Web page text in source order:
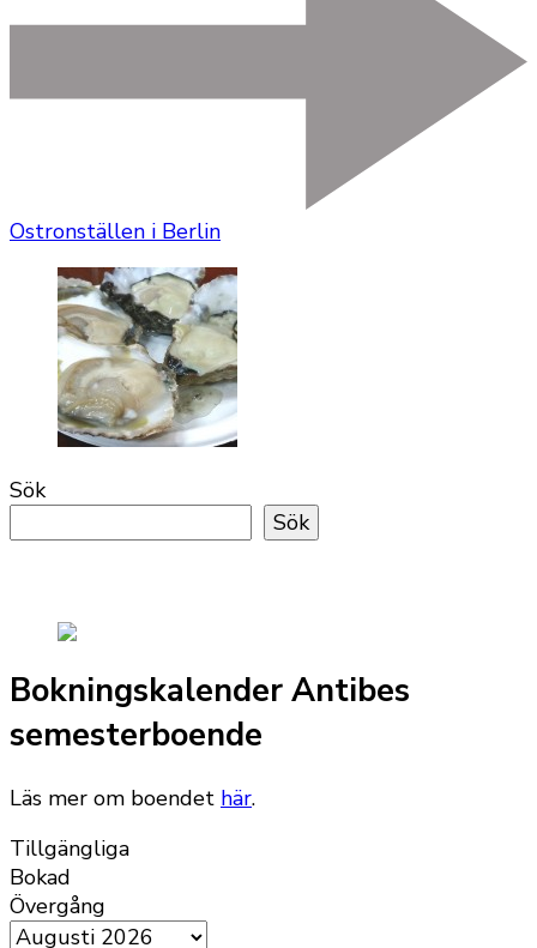
Ostronställen i Berlin
Sök
Sök
Bokningskalender Antibes
semesterboende
Läs mer om boendet här.
Tillgängliga
Bokad
Övergång